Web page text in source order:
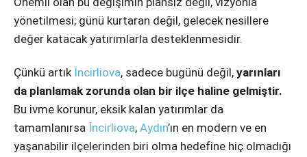
yönetilmesi; günü kurtaran değil, gelecek nesillere
değer katacak yatırımlarla desteklenmesidir.
Çünkü artık İncirliova, sadece bugünü değil, yarınları
da planlamak zorunda olan bir ilçe haline gelmiştir.
Bu ivme korunur, eksik kalan yatırımlar da
tamamlanırsa İncirliova, Aydın’ın en modern ve en
yaşanabilir ilçelerinden biri olma hedefine hiç olmadığı